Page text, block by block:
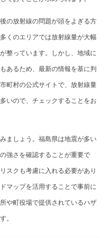
の放射線の問題が頭をよぎる方
くのエリアでは放射線量が大幅
整っています。しかし、地域に
あるため、最新の情報を基に判
町村の公式サイトで、放射線量
いので、チェックすることをお
ましょう。福島県は地震が多い
強さを確認することが重要で
スクも考慮に入れる必要があり
マップを活用することで事前に
や町役場で提供されているハザ
。